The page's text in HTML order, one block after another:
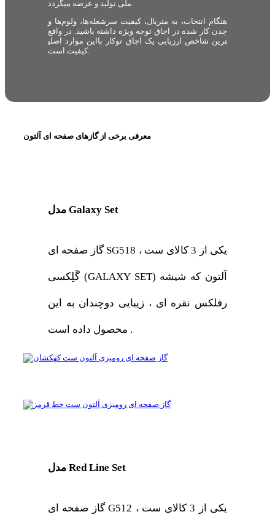
ملّی تولید و عرضه میگردد.
هنگام انتخاب، به متریال، کیفیت سرشعله‌ها، ولوم‌ها و
چدن کار شده در اجاق توجه ویژه داشته باشید. در واقع
این موارد اصلی‎ترین شاخص ارزیابی یک اجاق توکار با
کیفیت است.
معرفی برخی از گازهای صفحه ای آلتون
مدل Galaxy Set
گاز صفحه ای SG518 ، یکی از 3 کالای ست
گَلِکسی (GALAXY SET) آلتون که شیشه
رفلکس نقره ای ، زیبایی دوچندان به این
محصول داده است .
مدل Red Line Set
گاز صفحه ای G512 ، یکی از 3 کالای ست